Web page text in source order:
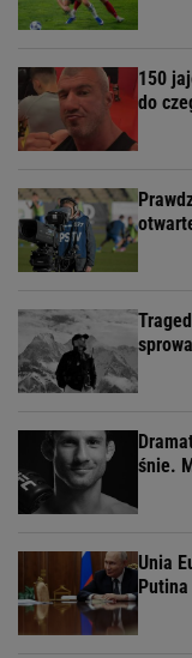
150
do
śnie.
Unia
Putina